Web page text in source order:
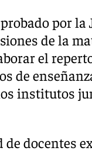
por
de la
el
de
institutos
de docentes